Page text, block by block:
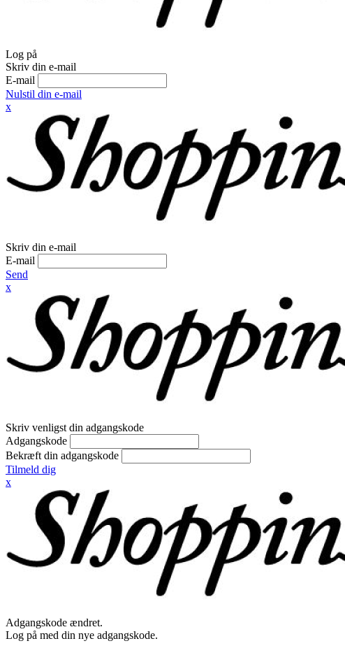
Log på
Skriv din e-mail
E-mail
Nulstil din e-mail
x
Skriv din e-mail
E-mail
Send
x
Skriv venligst din adgangskode
Adgangskode
Bekræft din adgangskode
Tilmeld dig
x
Adgangskode ændret.
Log på med din nye adgangskode.